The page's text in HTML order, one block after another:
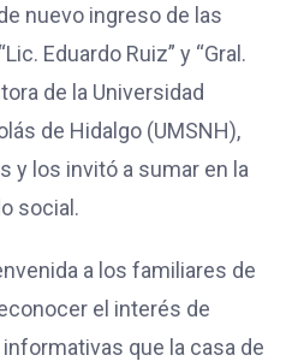
nuevo ingreso de las
Eduardo Ruiz” y “Gral.
de la Universidad
de Hidalgo (UMSNH),
y los invitó a sumar en la
social.
a los familiares de
el interés de
que la casa de